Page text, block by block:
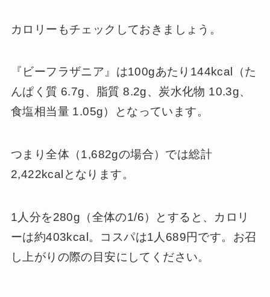
カロリーもチェックしておきましょう。
『ビーフラザニア』は100gあたり144kcal（た
んぱく質 6.7g、脂質 8.2g、炭水化物 10.3g、
食塩相当量 1.05g）となっています。
つまり全体（1,682gの場合）では総計
2,422kcalとなります。
1人分を280g（全体の1/6）とすると、カロリ
ーは約403kcal。コスパは1人689円です。お召
し上がりの際の目安にしてください。